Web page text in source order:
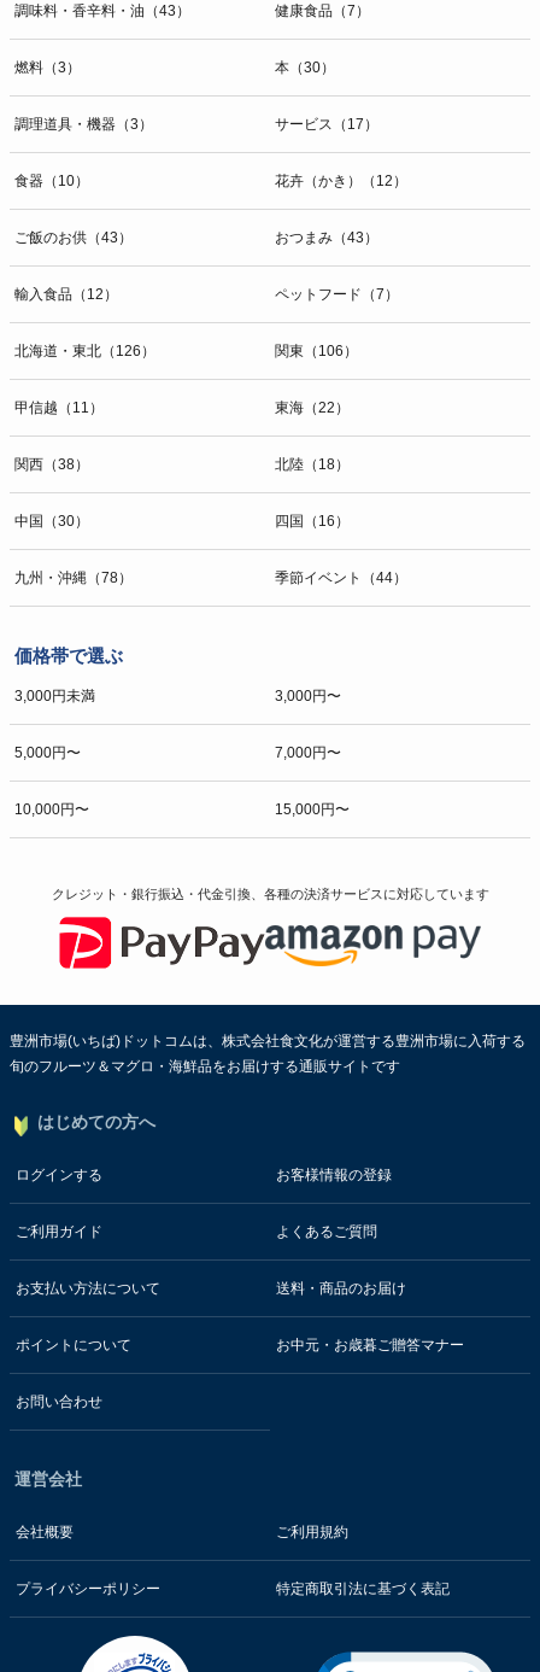
調味料・香辛料・油（43） 健康食品（7）
燃料（3） 本（30）
調理道具・機器（3） サービス（17）
食器（10） 花卉（かき）（12）
ご飯のお供（43） おつまみ（43）
輸入食品（12） ペットフード（7）
北海道・東北（126） 関東（106）
甲信越（11） 東海（22）
関西（38） 北陸（18）
中国（30） 四国（16）
九州・沖縄（78） 季節イベント（44）
価格帯で選ぶ
3,000円未満 3,000円〜
5,000円〜 7,000円〜
10,000円〜 15,000円〜
クレジット・銀行振込・代金引換、各種の決済サービスに対応しています
豊洲市場(いちば)ドットコムは、株式会社食文化が運営する豊洲市場に入荷する
旬のフルーツ＆マグロ・海鮮品をお届けする通販サイトです
はじめての方へ
ログインする お客様情報の登録
ご利用ガイド よくあるご質問
お支払い方法について 送料・商品のお届け
ポイントについて お中元・お歳暮ご贈答マナー
お問い合わせ
運営会社
会社概要 ご利用規約
プライバシーポリシー 特定商取引法に基づく表記